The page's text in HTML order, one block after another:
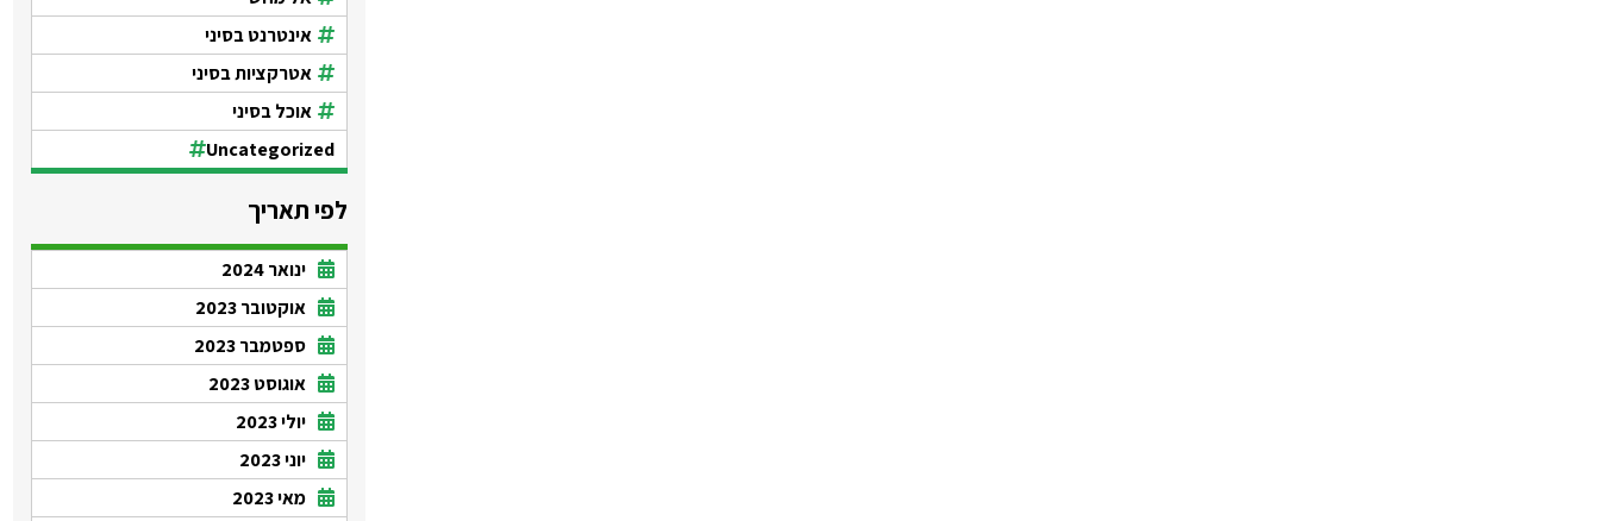
אינטרנט בסיני
אטרקציות בסיני
אוכל בסיני
Uncategorized
לפי תאריך
ינואר 2024
אוקטובר 2023
ספטמבר 2023
אוגוסט 2023
יולי 2023
יוני 2023
מאי 2023